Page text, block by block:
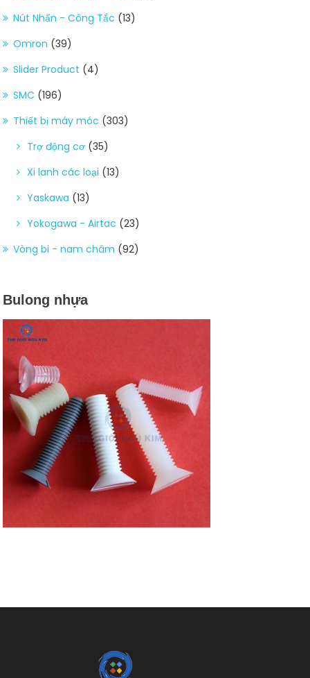
Nút Nhấn - Công Tắc (13)
Omron (39)
Slider Product (4)
SMC (196)
Thiết bị máy móc (303)
Trợ động cơ (35)
Xi lanh các loại (13)
Yaskawa (13)
Yokogawa - Airtac (23)
Vòng bi - nam châm (92)
Bulong nhựa